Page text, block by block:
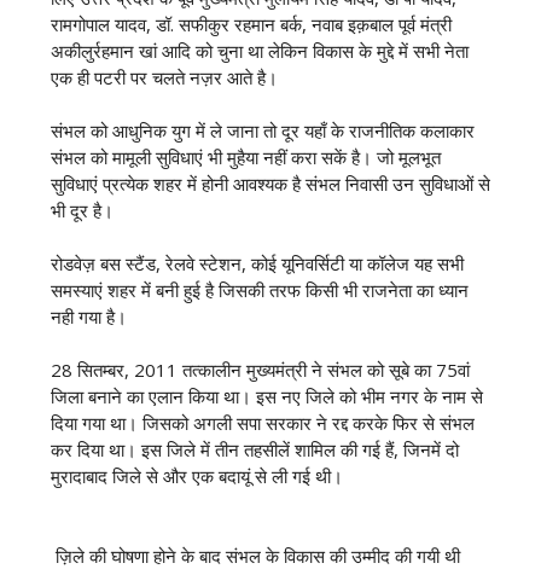
रामगोपाल यादव, डॉ. सफीकुर रहमान बर्क, नवाब इक़बाल पूर्व मंत्री
अकीलुर्रहमान खां आदि को चुना था लेकिन विकास के मुद्दे में सभी नेता
एक ही पटरी पर चलते नज़र आते है।
संभल को आधुनिक युग में ले जाना तो दूर यहाँ के राजनीतिक कलाकार
संभल को मामूली सुविधाएं भी मुहैया नहीं करा सकें है। जो मूलभूत
सुविधाएं प्रत्येक शहर में होनी आवश्यक है संभल निवासी उन सुविधाओं से
भी दूर है।
रोडवेज़ बस स्टैंड, रेलवे स्टेशन, कोई यूनिवर्सिटी या कॉलेज यह सभी
समस्याएं शहर में बनी हुई है जिसकी तरफ किसी भी राजनेता का ध्यान
नही गया है।
28 सितम्बर, 2011 तत्कालीन मुख्यमंत्री ने संभल को सूबे का 75वां
जिला बनाने का एलान किया था। इस नए जिले को भीम नगर के नाम से
दिया गया था। जिसको अगली सपा सरकार ने रद्द करके फिर से संभल
कर दिया था। इस जिले में तीन तहसीलें शामिल की गई हैं, जिनमें दो
मुरादाबाद जिले से और एक बदायूं से ली गई थी।
ज़िले की घोषणा होने के बाद संभल के विकास की उम्मीद की गयी थी